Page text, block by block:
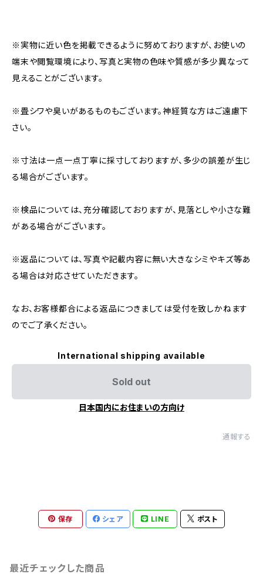
※実物に近い色を掲載できるように努めておりますが、お使いの
端末や閲覧環境により、写真と実物の色味や質感が多少異なって
見えることがございます。
※畳シワや臭いがあるものもございます。神経質な方はご遠慮下
さい。
※寸法は一点一点丁寧に採寸しておりますが、多少の誤差が生じ
る場合がございます。
※検品については、充分確認しておりますが、見落としや小さな難
がある場合がございます。
※返品については、写真や記載内容に無い大きなシミやキズ等あ
る場合は対応させていただきます。
なお、お客様都合による返品につきましては受付を致しかねます
のでご了承ください。
International shipping available
Sold out
日本国内にお住まいの方向け
通報する
保存 シェア LINE ポスト
最近チェックした商品